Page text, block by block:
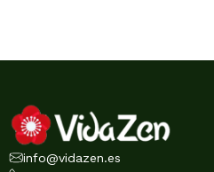
info@vidazen.es